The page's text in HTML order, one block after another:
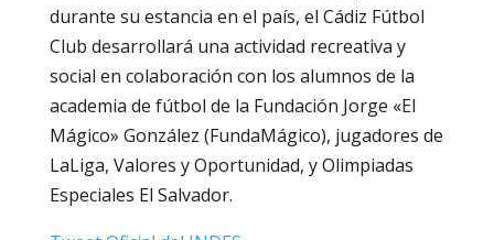
durante su estancia en el país, el Cádiz Fútbol
Club desarrollará una actividad recreativa y
social en colaboración con los alumnos de la
academia de fútbol de la Fundación Jorge «El
Mágico» González (FundaMágico), jugadores de
LaLiga, Valores y Oportunidad, y Olimpiadas
Especiales El Salvador.